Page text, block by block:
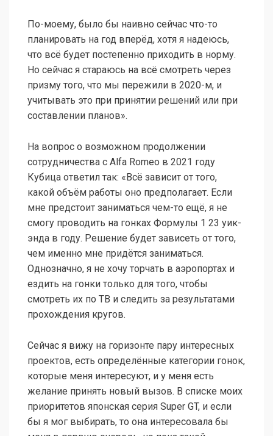
По-моему, было бы наивно сейчас что-то
планировать на год вперёд, хотя я надеюсь,
что всё будет постепенно приходить в норму.
Но сейчас я стараюсь на всё смотреть через
призму того, что мы пережили в 2020-м, и
учитывать это при принятии решений или при
составлении планов».
На вопрос о возможном продолжении
сотрудничества с Alfa Romeo в 2021 году
Кубица ответил так: «Всё зависит от того,
какой объём работы оно предполагает. Если
мне предстоит заниматься чем-то ещё, я не
смогу проводить на гонках Формулы 1 23 уик-
энда в году. Решение будет зависеть от того,
чем именно мне придётся заниматься.
Однозначно, я не хочу торчать в аэропортах и
ездить на гонки только для того, чтобы
смотреть их по ТВ и следить за результатами
прохождения кругов.
Сейчас я вижу на горизонте пару интересных
проектов, есть определённые категории гонок,
которые меня интересуют, и у меня есть
желание принять новый вызов. В списке моих
приоритетов японская серия Super GT, и если
бы я мог выбирать, то она интересовала бы